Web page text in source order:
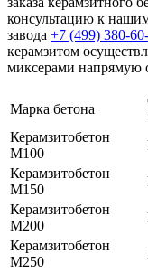
консультацию к
завода +7 (499) 380-
керамзитом
миксерами напрямую
Марка бетона
Керамзитобетон
М100
Керамзитобетон
М150
Керамзитобетон
М200
Керамзитобетон
М250